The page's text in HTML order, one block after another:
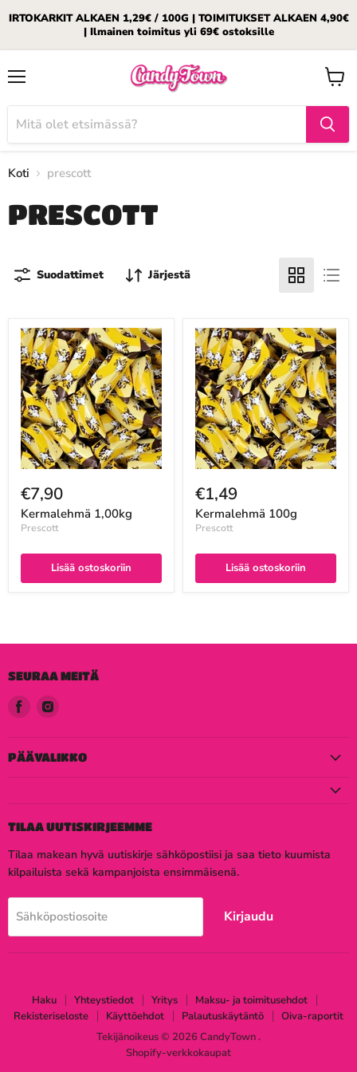
IRTOKARKIT ALKAEN 1,29€ / 100G | TOIMITUKSET ALKAEN 4,90€
| Ilmainen toimitus yli 69€ ostoksille
Katso
Koti prescott
PRESCOTT
Suodattimet Järjestä
€7,90
Kermalehmä 1,00kg
Prescott
Lisää ostoskoriin
€1,49
Kermalehmä 100g
Prescott
Lisää ostoskoriin
SEURAA MEITÄ
Löydä
meidät
Facebook
Löydä
Instagram
PÄÄVALIKKO
TILAA UUTISKIRJEEMME
Tilaa makean hyvä uutiskirje sähköpostiisi ja saa tieto kuumista
kilpailuista sekä kampanjoista ensimmäisenä.
Sähköpostiosoite Kirjaudu
Haku Yhteystiedot Yritys
Maksu- ja toimitusehdot
Rekisteriseloste
Käyttöehdot Palautuskäytäntö
Oiva-raportit
Tekijänoikeus © 2026 CandyTown .
Shopify-verkkokaupat